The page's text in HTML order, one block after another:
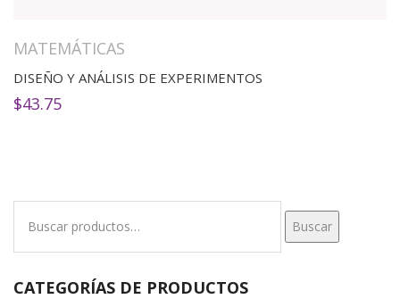
MATEMÁTICAS
DISEÑO Y ANÁLISIS DE EXPERIMENTOS
$43.75
Buscar
CATEGORÍAS DE PRODUCTOS